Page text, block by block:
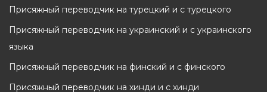
Присяжный переводчик на турецкий и с турецкого
Присяжный переводчик на украинский и с украинского
языка
Присяжный переводчик на финский и с финского
Присяжный переводчик на хинди и с хинди